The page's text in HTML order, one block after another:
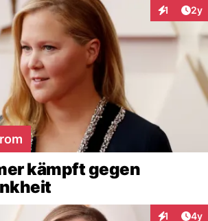
1 2y
kämpft gegen
1 4y